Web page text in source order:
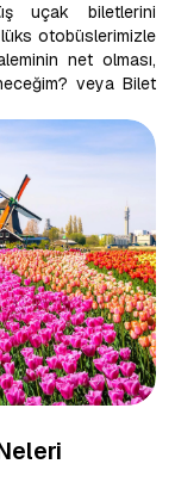
uçak biletlerini
lüks otobüslerimizle
net olması,
veya Bilet